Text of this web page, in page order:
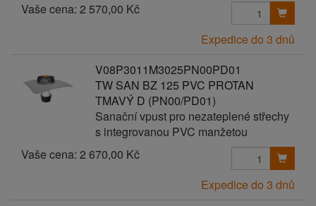
Vaše cena: 2 570,00 Kč
Expedice do 3 dnů
V08P3011M3025PN00PD01
TW SAN BZ 125 PVC PROTAN
TMAVÝ D (PN00/PD01)
Sanační vpust pro nezateplené střechy
s integrovanou PVC manžetou
Vaše cena: 2 670,00 Kč
Expedice do 3 dnů